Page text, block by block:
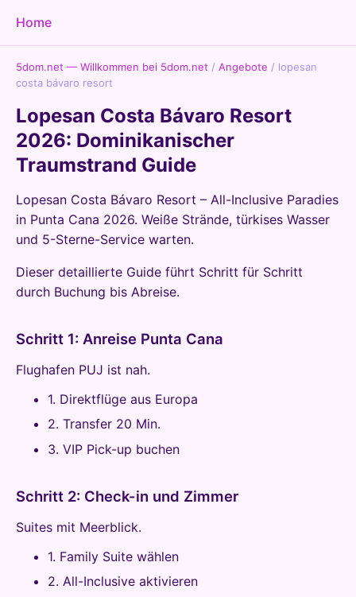
Home
5dom.net — Willkommen bei 5dom.net / Angebote / lopesan
costa bávaro resort
Lopesan Costa Bávaro Resort
2026: Dominikanischer
Traumstrand Guide
Lopesan Costa Bávaro Resort – All-Inclusive Paradies
in Punta Cana 2026. Weiße Strände, türkises Wasser
und 5-Sterne-Service warten.
Dieser detaillierte Guide führt Schritt für Schritt
durch Buchung bis Abreise.
Schritt 1: Anreise Punta Cana
Flughafen PUJ ist nah.
1. Direktflüge aus Europa
2. Transfer 20 Min.
3. VIP Pick-up buchen
Schritt 2: Check-in und Zimmer
Suites mit Meerblick.
1. Family Suite wählen
2. All-Inclusive aktivieren